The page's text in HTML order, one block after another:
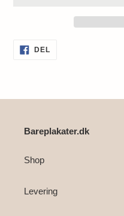
Lægger
produkt
DEL
Bareplakater.dk
Shop
Levering